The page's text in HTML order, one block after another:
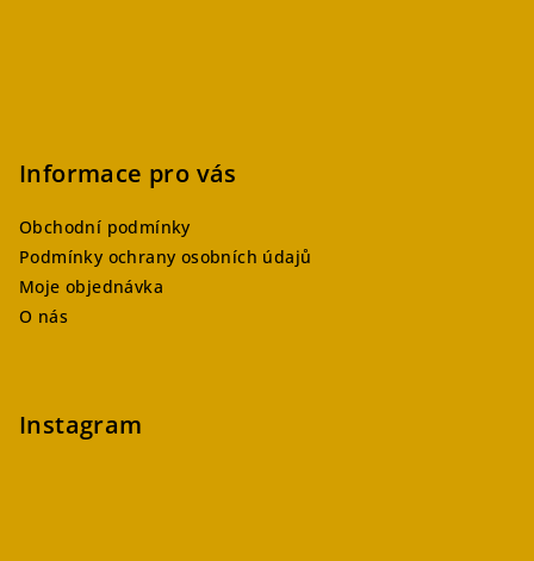
Informace pro vás
Obchodní podmínky
Podmínky ochrany osobních údajů
Moje objednávka
O nás
Instagram